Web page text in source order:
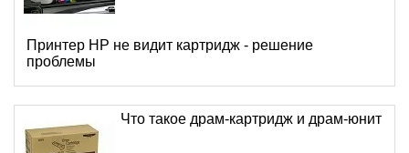
Принтер HP не видит картридж - решение
проблемы
Что такое драм-картридж и драм-юнит